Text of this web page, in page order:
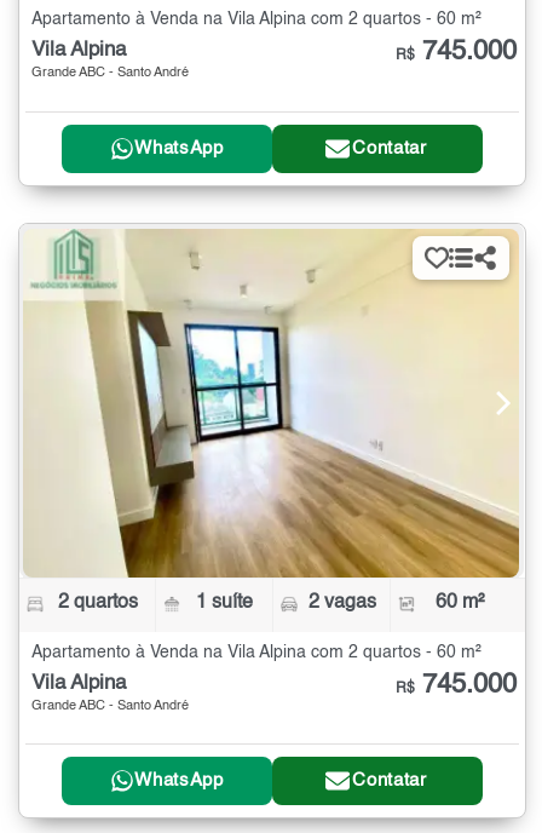
Apartamento à Venda na Vila Alpina com 2 quartos - 60 m²
Vila Alpina
Grande ABC - Santo André
R$ 745.000
WhatsApp Contatar
2 quartos 1 suíte 2 vagas 60 m²
Apartamento à Venda na Vila Alpina com 2 quartos - 60 m²
Vila Alpina
Grande ABC - Santo André
R$ 745.000
WhatsApp Contatar